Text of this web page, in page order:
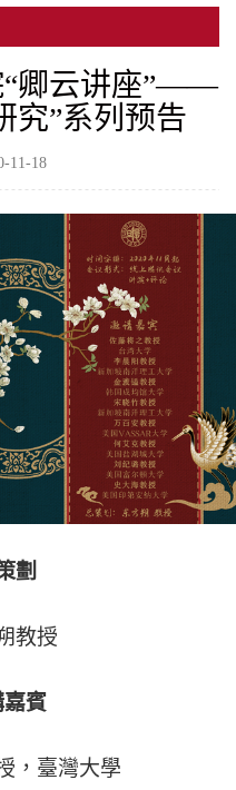
“卿云讲座”——
究”系列预告
11-18
劃
教授
嘉賓
，臺灣大學